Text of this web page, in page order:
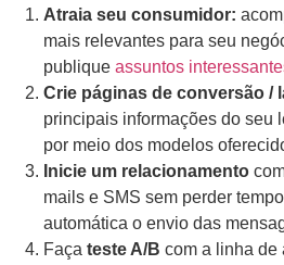
Atraia seu consumidor:
mais relevantes para seu
publique assuntos
Crie páginas de conversão /
principais informações do seu
por meio dos modelos
Inicie um relacionamento
mails e SMS sem perder
automática o envio das
Faça teste A/B com a linha de